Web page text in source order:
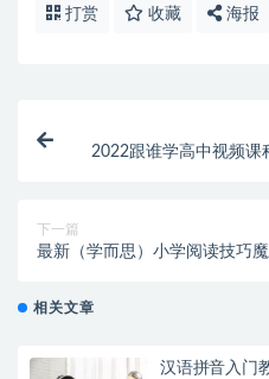
打赏 收藏 海报
2022跟谁学高中视频课
下一篇
最新（学而思）小学阅读技巧
相关文章
汉语拼音入门